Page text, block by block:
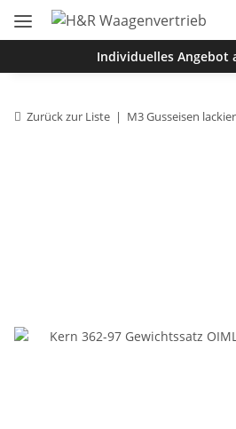
Individuelles Angebot
Zurück zur Liste M3 Gusseisen